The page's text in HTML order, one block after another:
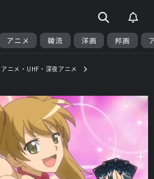
アニメ 韓流 洋画 邦画
ニメ・UHF・深夜アニメ